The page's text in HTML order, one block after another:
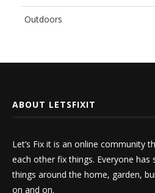
Outdoors
ABOUT LETSFIXIT
Let’s Fix it is an online community
each other fix things. Everyone has
things around the home, garden,
on and on.